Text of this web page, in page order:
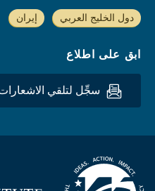
دول الخليج العربي إيران
ابق على اطلاع
سجِّل لتلقي الاشعارات